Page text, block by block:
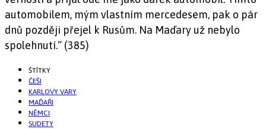
automobilem, mým vlastním mercedesem, pak o pár
dnů později přejel k Rusům. Na Maďary už nebylo
spolehnutí.“ (385)
ŠTÍTKY
ČEŠI
KARLOVY VARY
MAĎAŘI
NĚMCI
SUDETY